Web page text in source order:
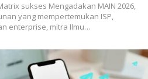
sukses Mengadakan MAIN 2026,
yang mempertemukan ISP,
enterprise, mitra Ilmu…